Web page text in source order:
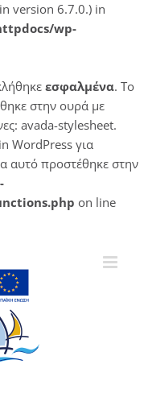
version 6.7.0.) in
wp-
εσφαλμένα. Το
στην ουρά με
avada-stylesheet.
WordPress για
αυτό προστέθηκε στην
on line